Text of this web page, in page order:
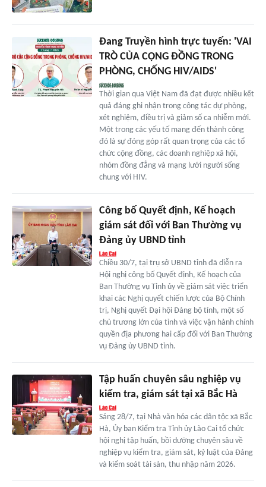
Đang Truyền hình trực tuyến: 'VAI
TRÒ CỦA CỘNG ĐỒNG TRONG
PHÒNG, CHỐNG HIV/AIDS'
Thời gian qua Việt Nam đã đạt được nhiều kết
quả đáng ghi nhận trong công tác dự phòng,
xét nghiệm, điều trị và giảm số ca nhiễm mới.
Một trong các yếu tố mang đến thành công
đó là sự đóng góp rất quan trọng của các tổ
chức cộng đồng, các doanh nghiệp xã hội,
nhóm đồng đẳng và mạng lưới người sống
chung với HIV.
Công bố Quyết định, Kế hoạch
giám sát đối với Ban Thường vụ
Đảng ủy UBND tỉnh
Chiều 30/7, tại trụ sở UBND tỉnh đã diễn ra
Hội nghị công bố Quyết định, Kế hoạch của
Ban Thường vụ Tỉnh ủy về giám sát việc triển
khai các Nghị quyết chiến lược của Bộ Chính
trị, Nghị quyết Đại hội Đảng bộ tỉnh, một số
chủ trương lớn của tỉnh và việc vận hành chính
quyền địa phương hai cấp đối với Ban Thường
vụ Đảng ủy UBND tỉnh.
Tập huấn chuyên sâu nghiệp vụ
kiểm tra, giám sát tại xã Bắc Hà
Sáng 28/7, tại Nhà văn hóa các dân tộc xã Bắc
Hà, Ủy ban Kiểm tra Tỉnh ủy Lào Cai tổ chức
hội nghị tập huấn, bồi dưỡng chuyên sâu về
nghiệp vụ kiểm tra, giám sát, kỷ luật của Đảng
và kiểm soát tài sản, thu nhập năm 2026.